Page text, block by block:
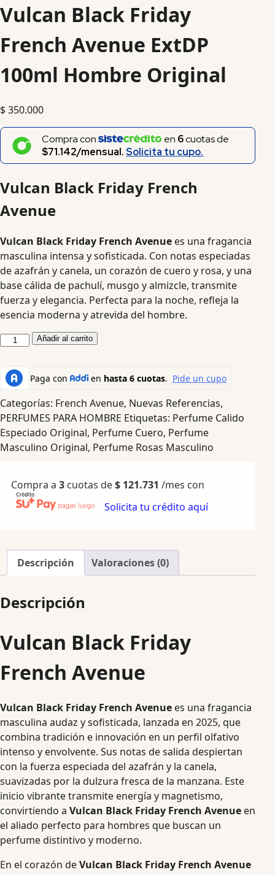
Vulcan Black Friday
French Avenue ExtDP
100ml Hombre Original
$350.000
Compra con en 6cuotas de
$71.142/mensual.Solicita tu cupo.
Vulcan Black Friday French
Avenue
Vulcan Black Friday French Avenue es una fragancia
masculina intensa y sofisticada. Con notas especiadas
de azafrán y canela, un corazón de cuero y rosa, y una
base cálida de pachulí, musgo y almizcle, transmite
fuerza y elegancia. Perfecta para la noche, refleja la
esencia moderna y atrevida del hombre.
Añadir al carrito
Categorías: French Avenue, Nuevas Referencias,
PERFUMES PARA HOMBRE Etiquetas: Perfume Calido
Especiado Original, Perfume Cuero, Perfume
Masculino Original, Perfume Rosas Masculino
Compra a 3 cuotas de$ 121.731 /mes con
Solicita tu crédito aquí
Descripción Valoraciones (0)
Descripción
Vulcan Black Friday
French Avenue
Vulcan Black Friday French Avenue es una fragancia
masculina audaz y sofisticada, lanzada en 2025, que
combina tradición e innovación en un perfil olfativo
intenso y envolvente. Sus notas de salida despiertan
con la fuerza especiada del azafrán y la canela,
suavizadas por la dulzura fresca de la manzana. Este
inicio vibrante transmite energía y magnetismo,
convirtiendo a Vulcan Black Friday French Avenue en
el aliado perfecto para hombres que buscan un
perfume distintivo y moderno.
En el corazón deVulcan Black Friday French Avenue